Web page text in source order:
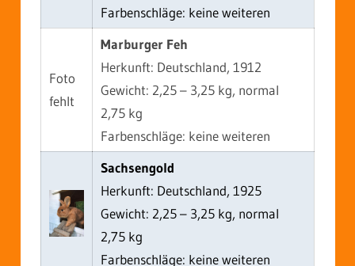
Farbenschläge: keine weiteren
Foto
fehlt
Marburger Feh
Herkunft: Deutschland, 1912
Gewicht: 2,25 – 3,25 kg, normal
2,75 kg
Farbenschläge: keine weiteren
Sachsengold
Herkunft: Deutschland, 1925
Gewicht: 2,25 – 3,25 kg, normal
2,75 kg
Farbenschläge: keine weiteren